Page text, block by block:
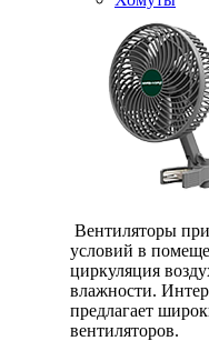
Вентиляторы
условий в
циркуляция
влажности.
предлагает
вентиляторов.